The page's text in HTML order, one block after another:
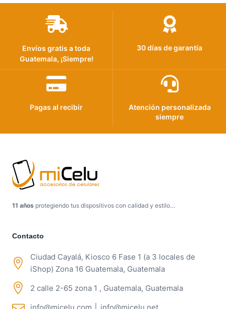
Envíos gratis a toda
Guatemala, ¡Siempre!
30 días de garantía
Pagas al recibir
Atención personalizada
siempre
11 años protegiendo tus dispositivos con calidad y estilo…
Contacto
Ciudad Cayalá, Kiosco 6 Fase 1 (a 3 locales de
iShop) Zona 16 Guatemala, Guatemala
2 calle 2-65 zona 1 , Guatemala, Guatemala